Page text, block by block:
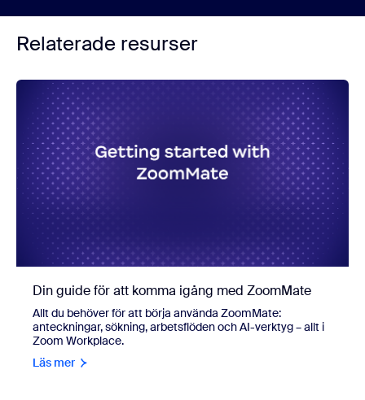
Relaterade resurser
Din guide för att komma igång med ZoomMate
Allt du behöver för att börja använda ZoomMate:
anteckningar, sökning, arbetsflöden och AI-verktyg – allt i
Zoom Workplace.
Läs mer